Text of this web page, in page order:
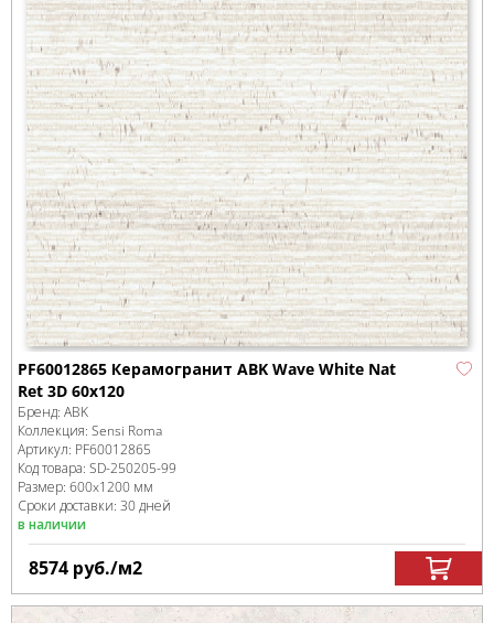
PF60012865 Керамогранит ABK Wave White Nat
Ret 3D 60x120
Бренд: ABK
Коллекция: Sensi Roma
Артикул: PF60012865
Код товара: SD-250205-99
Размер: 600x1200 мм
Сроки доставки: 30 дней
в наличии
8574 руб./м2